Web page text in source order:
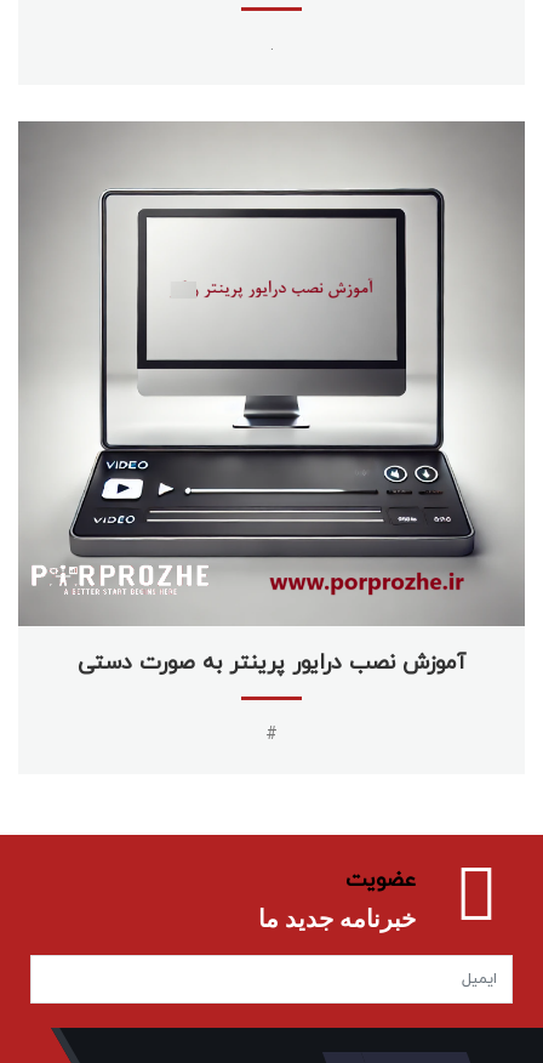
.
آموزش نصب درایور پرینتر به صورت دستی
#
عضویت
خبرنامه جدید ما